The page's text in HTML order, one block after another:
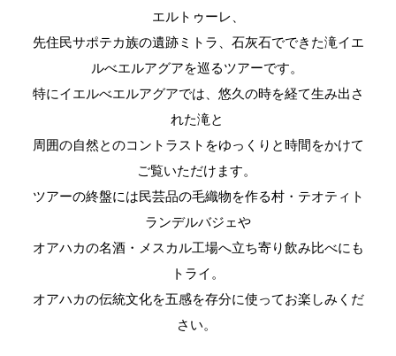
エルトゥーレ、
先住民サポテカ族の遺跡ミトラ、石灰石でできた滝イエ
ルべエルアグアを巡るツアーです。
特にイエルべエルアグアでは、悠久の時を経て生み出さ
れた滝と
周囲の自然とのコントラストをゆっくりと時間をかけて
ご覧いただけます。
ツアーの終盤には民芸品の毛織物を作る村・テオティト
ランデルバジェや
オアハカの名酒・メスカル工場へ立ち寄り飲み比べにも
トライ。
オアハカの伝統文化を五感を存分に使ってお楽しみくだ
さい。